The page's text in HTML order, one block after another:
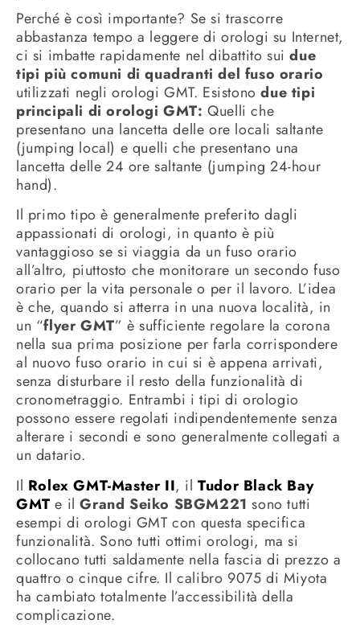
Perché è così importante? Se si trascorre
abbastanza tempo a leggere di orologi su Internet,
ci si imbatte rapidamente nel dibattito suidue
tipi più comuni di quadranti del fuso orario
utilizzati negli orologi GMT. Esistono due tipi
principali di orologi GMT: Quelli che
presentano una lancetta delle ore locali saltante
(jumping local) e quelli che presentano una
lancetta delle 24 ore saltante (jumping 24-hour
hand).
Il primo tipo è generalmente preferito dagli
appassionati di orologi, in quanto è più
vantaggioso se si viaggia da un fuso orario
all’altro, piuttosto che monitorare un secondo fuso
orario per la vita personale o per il lavoro. L’idea
è che, quando si atterra in una nuova località, in
un “flyer GMT” è sufficiente regolare la corona
nella sua prima posizione per farla corrispondere
al nuovo fuso orario in cui si è appena arrivati,
senza disturbare il resto della funzionalità di
cronometraggio. Entrambi i tipi di orologio
possono essere regolati indipendentemente senza
alterare i secondi e sono generalmente collegati a
un datario.
Il Rolex GMT-Master II, ilTudor Black Bay
GMT e ilGrand Seiko SBGM221 sono tutti
esempi di orologi GMT con questa specifica
funzionalità. Sono tutti ottimi orologi, ma si
collocano tutti saldamente nella fascia di prezzo a
quattro o cinque cifre. Il calibro 9075 di Miyota
ha cambiato totalmente l’accessibilità della
complicazione.